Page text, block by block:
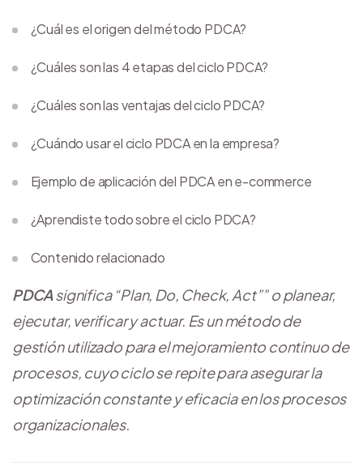
PDCAsignifica “Plan, Do, Check, Act”” o planear,
ejecutar, verificar y actuar. Es un método de
gestión utilizado para el mejoramiento continuo de
procesos, cuyo ciclo se repite para asegurar la
optimización constante y eficacia en los procesos
organizacionales.
¿Cuál es el origen del método PDCA?
¿Cuáles son las 4 etapas del ciclo PDCA?
¿Cuáles son las ventajas del ciclo PDCA?
¿Cuándo usar el ciclo PDCA en la empresa?
Ejemplo de aplicación del PDCA en e-commerce
¿Aprendiste todo sobre el ciclo PDCA?
Contenido relacionado